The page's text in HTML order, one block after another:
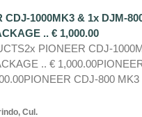
CDJ-1000MK3 & 1x DJM-
.. € 1,000.00
PIONEER CDJ-
.. €
CDJ-800 MK3
Cul.